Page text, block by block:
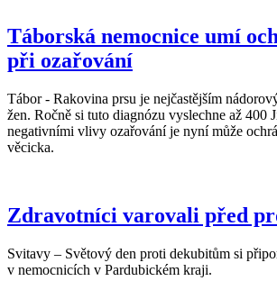
Táborská nemocnice umí
při ozařování
Tábor - Rakovina prsu je nejčastějším
žen. Ročně si tuto diagnózu vyslechne až 400
negativními vlivy ozařování je nyní může
věcicka.
Zdravotníci varovali před
Svitavy – Světový den proti dekubitům si
v nemocnicích v Pardubickém kraji.